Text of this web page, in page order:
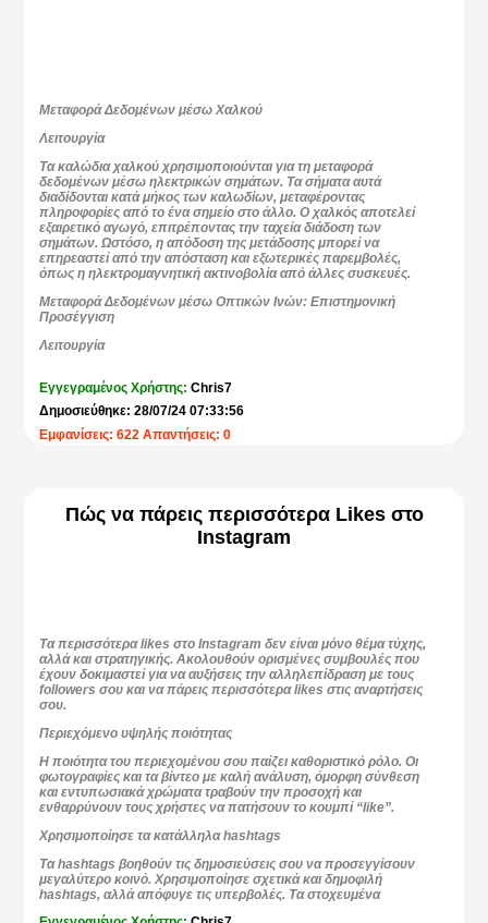
Μεταφορά Δεδομένων μέσω Χαλκού
Λειτουργία
Τα καλώδια χαλκού χρησιμοποιούνται για τη μεταφορά
δεδομένων μέσω ηλεκτρικών σημάτων. Τα σήματα αυτά
διαδίδονται κατά μήκος των καλωδίων, μεταφέροντας
πληροφορίες από το ένα σημείο στο άλλο. Ο χαλκός αποτελεί
εξαιρετικό αγωγό, επιτρέποντας την ταχεία διάδοση των
σημάτων. Ωστόσο, η απόδοση της μετάδοσης μπορεί να
επηρεαστεί από την απόσταση και εξωτερικές παρεμβολές,
όπως η ηλεκτρομαγνητική ακτινοβολία από άλλες συσκευές.
Μεταφορά Δεδομένων μέσω Οπτικών Ινών: Επιστημονική
Προσέγγιση
Λειτουργία
σημάτων. Το φως κινείται κατά μήκος των ινών με συνεχείς
ανακλάσεις, διατηρώντας την ποιότητα του σήματος
ανεπηρέαστη από εξωτερικές παρεμβολές. Αυτή η ιδιότητα
επιτρέπει στις οπτικές ίνες να προσφέρουν υψηλές ταχύτητες
Ταχύτητα
Η ταχύτητα μετάδοσης δεδομένων μέσω
χαλκού είναι περιορισμένη, ιδιαίτερα σε μεγάλες
Οπτικές Ίνες:Οι οπτικές ίνες υποστηρίζουν ταχύτητες
που φτάνουν και ξεπερνούν τα 1 Gbps, καθιστώντας τις
ιδανικές για απαιτητικές εφαρμογές όπως streaming 4K
βίντεο και online gaming. Η ταχύτητα παραμένει
σταθερή ανεξάρτητα από την απόσταση.
Αξιοπιστία και Σταθερότητα
Χαλκός: Η αξιοπιστία των συνδέσεων χαλκού μπορεί
να επηρεαστεί από παρεμβολές και εξωτερικούς
παράγοντες, όπως οι καιρικές συνθήκες. Η ποιότητα
του καλωδίου και οι συνδέσεις παίζουν επίσης ρόλο στη
σταθερότητα της σύνδεσης.
Οπτικές Ίνες:
Οι οπτικές ίνες είναι εξαιρετικά
αξιόπιστες, καθώς δεν επηρεάζονται από
ηλεκτρομαγνητικές παρεμβολές. Αυτό εξασφαλίζει μια
σταθερή σύνδεση ακόμα και σε περιβάλλοντα με υψηλά
Εγγεγραμένος Χρήστης:Chris7
Δημοσιεύθηκε: 28/07/24 07:33:56
Εμφανίσεις: 622 Απαντήσεις: 0
Πώς να πάρεις περισσότερα Likes στο
Instagram
Τα περισσότερα likes στο Instagramδεν είναι μόνο θέμα τύχης,
αλλά και στρατηγικής. Ακολουθούν ορισμένες συμβουλές που
έχουν δοκιμαστεί για να αυξήσεις την αλληλεπίδραση με τους
followers σου και να πάρεις περισσότερα likes στις αναρτήσεις
σου.
Περιεχόμενο υψηλής ποιότητας
Η ποιότητα του περιεχομένου σου παίζει καθοριστικό ρόλο. Οι
φωτογραφίες και τα βίντεο με καλή ανάλυση, όμορφη σύνθεση
και εντυπωσιακά χρώματα τραβούν την προσοχή και
ενθαρρύνουν τους χρήστες να πατήσουν το κουμπί “like”.
Χρησιμοποίησε τα κατάλληλα hashtags
Τα hashtags βοηθούν τις δημοσιεύσεις σου να προσεγγίσουν
μεγαλύτερο κοινό. Χρησιμοποίησε σχετικά και δημοφιλή
hashtags, αλλά απόφυγε τις υπερβολές. Τα στοχευμένα